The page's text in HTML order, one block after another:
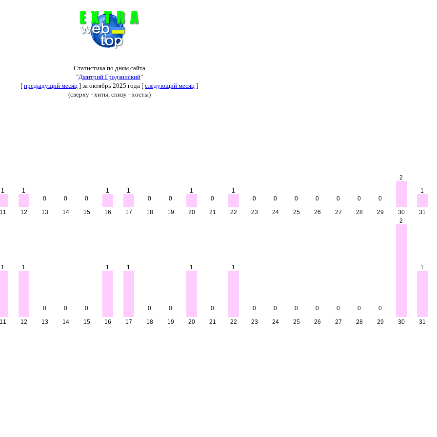
Статистика по дням сайта
"Дмитрий Гродзинский"
[ предыдущий месяц ] за октябрь 2025 года [ следующий месяц ]
(сверху - хиты, снизу - хосты)
1
11
1
12
0
13
0
14
0
15
1
16
1
17
0
18
0
19
1
20
0
21
1
22
0
23
0
24
0
25
0
26
0
27
0
28
0
29
2
30
1
31
1
11
1
12
0
13
0
14
0
15
1
16
1
17
0
18
0
19
1
20
0
21
1
22
0
23
0
24
0
25
0
26
0
27
0
28
0
29
2
30
1
31